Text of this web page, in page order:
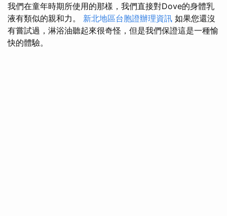
我們在童年時期所使用的那樣，我們直接對Dove的身體乳
液有類似的親和力。 新北地區台胞證辦理資訊 如果您還沒
有嘗試過，淋浴油聽起來很奇怪，但是我們保證這是一種愉
快的體驗。